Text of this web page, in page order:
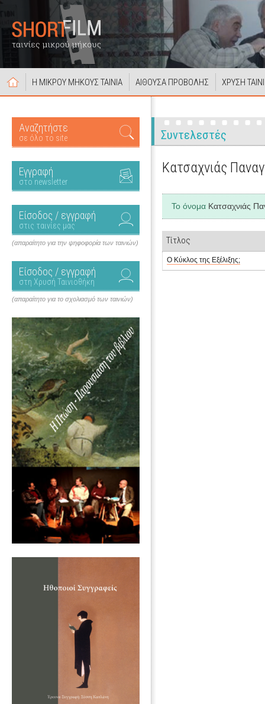
Η ΜΙΚΡΟΥ ΜΗΚΟΥΣ ΤΑΙΝΙΑ ΑΙΘΟΥΣΑ ΠΡΟΒΟΛΗΣ ΧΡΥΣΗ
Αναζητήστε
σε όλο το site
Εγγραφή
στο newsletter
Είσοδος / εγγραφή
στις ταινίες μας
(απαραίτητο για την ψηφοφορία των ταινιών)
Είσοδος / εγγραφή
στη Χρυσή Ταινιοθήκη
(απαραίτητο για το σχολιασμό των ταινιών)
Συντελεστές
Κατσαχνιάς
Το όνομα Κατσαχνιάς
Τίτλος
Ο Κύκλος της Εξέλιξης;